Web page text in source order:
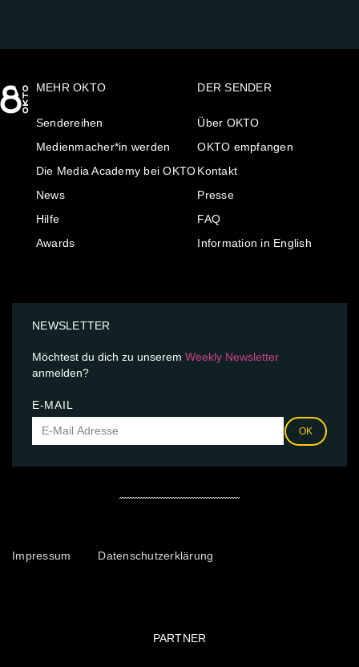
MEHR OKTO
Sendereihen
Medienmacher*in werden
Die Media Academy bei OKTO
News
Hilfe
Awards
DER SENDER
Über OKTO
OKTO empfangen
Kontakt
Presse
FAQ
Information in English
NEWSLETTER
Möchtest du dich zu unserem Weekly Newsletter
anmelden?
E-MAIL
OK
Impressum Datenschutzerklärung
PARTNER